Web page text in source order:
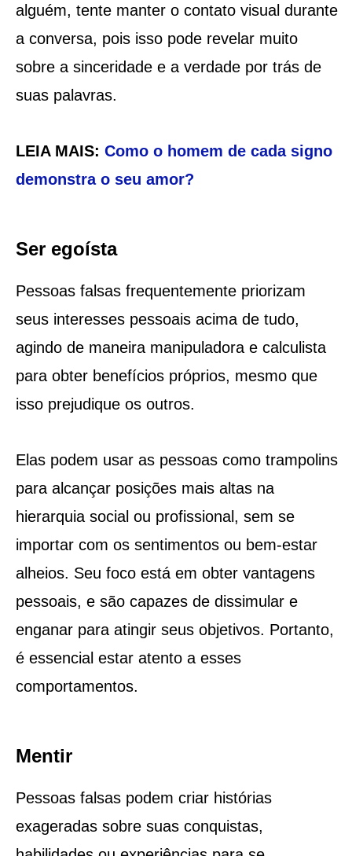
alguém, tente manter o contato visual durante
a conversa, pois isso pode revelar muito
sobre a sinceridade e a verdade por trás de
suas palavras.
LEIA MAIS: Como o homem de cada signo
demonstra o seu amor?
Ser egoísta
Pessoas falsas frequentemente priorizam
seus interesses pessoais acima de tudo,
agindo de maneira manipuladora e calculista
para obter benefícios próprios, mesmo que
isso prejudique os outros.
Elas podem usar as pessoas como trampolins
para alcançar posições mais altas na
hierarquia social ou profissional, sem se
importar com os sentimentos ou bem-estar
alheios. Seu foco está em obter vantagens
pessoais, e são capazes de dissimular e
enganar para atingir seus objetivos. Portanto,
é essencial estar atento a esses
comportamentos.
Mentir
Pessoas falsas podem criar histórias
exageradas sobre suas conquistas,